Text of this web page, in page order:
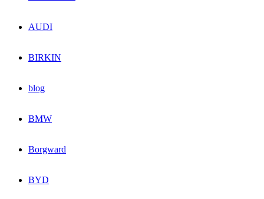
AUDI
BIRKIN
blog
BMW
Borgward
BYD